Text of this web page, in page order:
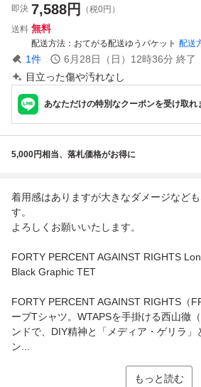
即決 7,588円
（税0円）
送料 無料
配送方法 おてがる配送ゆうパケット 配送
1件 6月28日（日）12時36分 終了
目立った傷や汚れなし
あなただけの特別なクーポンを受け取れ
5,000円相当、落札価格がお得に
着用感はありますが大きなダメージなど
す。
よろしくお願いいたします。
FORTY PERCENT AGAINST RIGHTS
Black Graphic TET
FORTY PERCENT AGAINST RIGHTS（
ーブTシャツ。WTAPSを手掛ける西山徹
ンドで、DIY精神と「メディア・ゲリラ
ン...
もっと読む